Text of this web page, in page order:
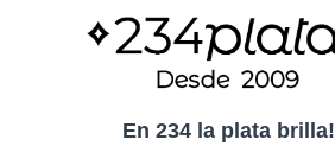
En 234 la plata brilla!